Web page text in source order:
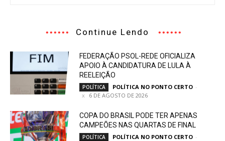
Continue Lendo
FEDERAÇÃO PSOL-REDE OFICIALIZA
APOIO À CANDIDATURA DE LULA À
REELEIÇÃO
POLÍTICA POLÍTICA NO PONTO CERTO -
6 DE AGOSTO DE 2026
COPA DO BRASIL PODE TER APENAS
CAMPEÕES NAS QUARTAS DE FINAL
POLÍTICA POLÍTICA NO PONTO CERTO -